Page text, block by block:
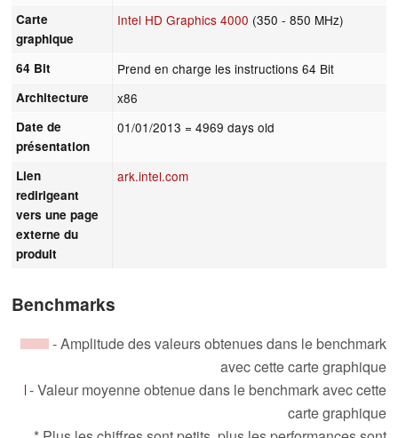
Carte
graphique
Intel HD Graphics 4000 (350 - 850 MHz)
64 Bit Prend en charge les instructions 64 Bit
Architecture x86
Date de
présentation
01/01/2013 = 4969 days old
Lien
redirigeant
vers une page
externe du
produit
ark.intel.com
Benchmarks
- Amplitude des valeurs obtenues dans le benchmark
avec cette carte graphique
- Valeur moyenne obtenue dans le benchmark avec cette
carte graphique